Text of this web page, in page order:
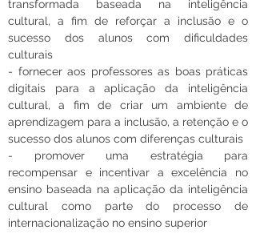
transformada baseada na inteligência
cultural, a fim de reforçar a inclusão e o
sucesso dos alunos com dificuldades
culturais
- fornecer aos professores as boas práticas
digitais para a aplicação da inteligência
cultural, a fim de criar um ambiente de
aprendizagem para a inclusão, a retenção e o
sucesso dos alunos com diferenças culturais
- promover uma estratégia para
recompensar e incentivar a excelência no
ensino baseada na aplicação da inteligência
cultural como parte do processo de
internacionalização no ensino superior